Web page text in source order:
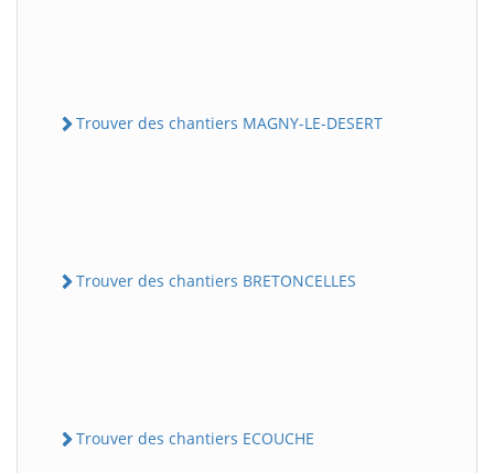
Trouver des chantiers MAGNY-LE-DESERT
Trouver des chantiers BRETONCELLES
Trouver des chantiers ECOUCHE